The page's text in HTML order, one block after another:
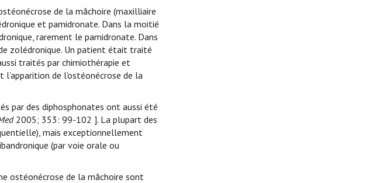
de la mâchoire (maxilliaire
et pamidronate. Dans la moitié
rarement le pamidronate. Dans
zolédronique. Un patient était traité
traités par chimiothérapie et
de l’ostéonécrose de la
par des diphosphonates ont aussi été
2005; 353: 99-102 ]. La plupart des
mais exceptionnellement
(par voie orale ou
ostéonécrose de la mâchoire sont